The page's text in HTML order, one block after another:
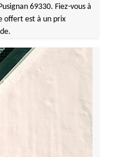
69330. Fiez-vous à
offert est à un prix